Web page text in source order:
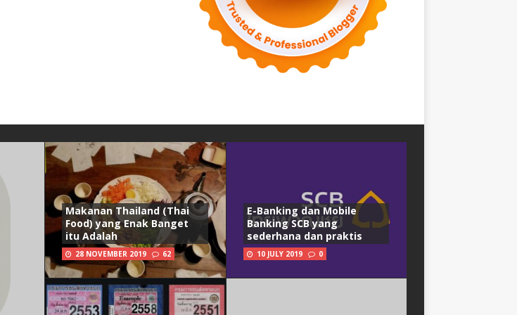
Makanan Thailand (Thai
Food) yang Enak Banget
itu Adalah
28 NOVEMBER 2019 62
E-Banking dan Mobile
Banking SCB yang
sederhana dan praktis
10 JULY 2019 0